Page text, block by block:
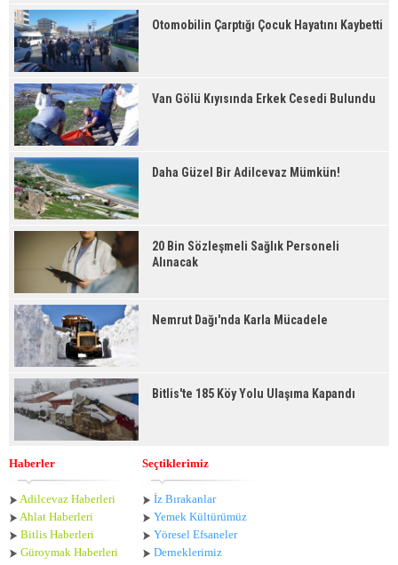
Otomobilin Çarptığı Çocuk Hayatını Kaybetti
Van Gölü Kıyısında Erkek Cesedi Bulundu
Daha Güzel Bir Adilcevaz Mümkün!
20 Bin Sözleşmeli Sağlık Personeli
Alınacak
Nemrut Dağı'nda Karla Mücadele
Bitlis'te 185 Köy Yolu Ulaşıma Kapandı
Haberler
Adilcevaz Haberleri
Ahlat Haberleri
Bitlis Haberleri
Güroymak Haberleri
Seçtiklerimiz
İz Bırakanlar
Yemek Kültürümüz
Yöresel Efsaneler
Derneklerimiz